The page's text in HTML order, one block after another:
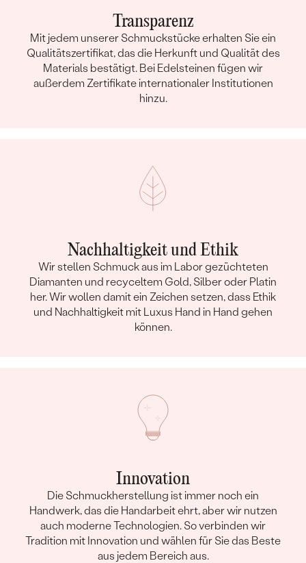
Transparenz
Mit jedem unserer Schmuckstücke erhalten Sie ein
Qualitätszertifikat, das die Herkunft und Qualität des
Materials bestätigt. Bei Edelsteinen fügen wir
außerdem Zertifikate internationaler Institutionen
hinzu.
Nachhaltigkeit und Ethik
Wir stellen Schmuck aus im Labor gezüchteten
Diamanten und recyceltem Gold, Silber oder Platin
her. Wir wollen damit ein Zeichen setzen, dass Ethik
und Nachhaltigkeit mit Luxus Hand in Hand gehen
können.
Innovation
Die Schmuckherstellung ist immer noch ein
Handwerk, das die Handarbeit ehrt, aber wir nutzen
auch moderne Technologien. So verbinden wir
Tradition mit Innovation und wählen für Sie das Beste
aus jedem Bereich aus.